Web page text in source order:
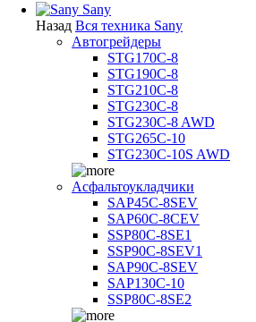
Sany
Назад Вся техника Sany
Автогрейдеры
STG170C-8
STG190C-8
STG210C-8
STG230C-8
STG230C-8 AWD
STG265C-10
STG230C-10S AWD
Асфальтоукладчики
SAP45С-8SEV
SAP60C-8CEV
SSP80C-8SE1
SSP90C-8SEV1
SAP90C-8SEV
SAP130C-10
SSP80C-8SE2